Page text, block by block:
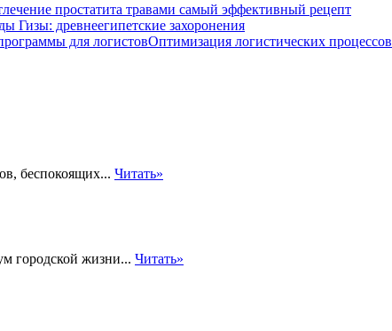
лечение простатита травами самый эффективный рецепт
Гизы: древнеегипетские захоронения
Оптимизация логистических
беспокоящих... Читать»
городской жизни... Читать»